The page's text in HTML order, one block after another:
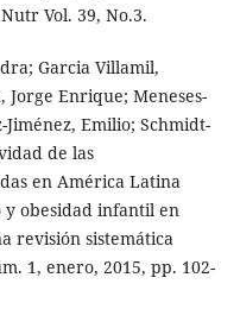
Vol. 39, No.3.
Garcia Villamil,
Jorge Enrique; Meneses-
Jiménez, Emilio; Schmidt-
de las
en América Latina
obesidad infantil en
revisión sistemática
1, enero, 2015, pp. 102-